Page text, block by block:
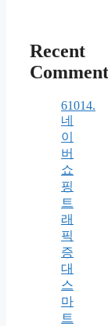
Recent
61014.
네
이
버
쇼
핑
트
래
픽
증
대
스
마
트